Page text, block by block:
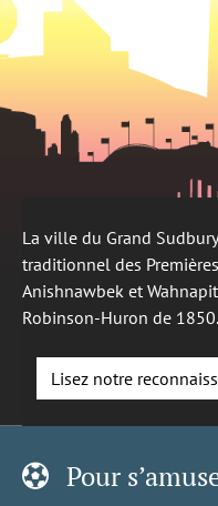
La ville du Grand
traditionnel des
Anishnawbek et
Robinson-Huron de 1850.
Lisez notre
Pour